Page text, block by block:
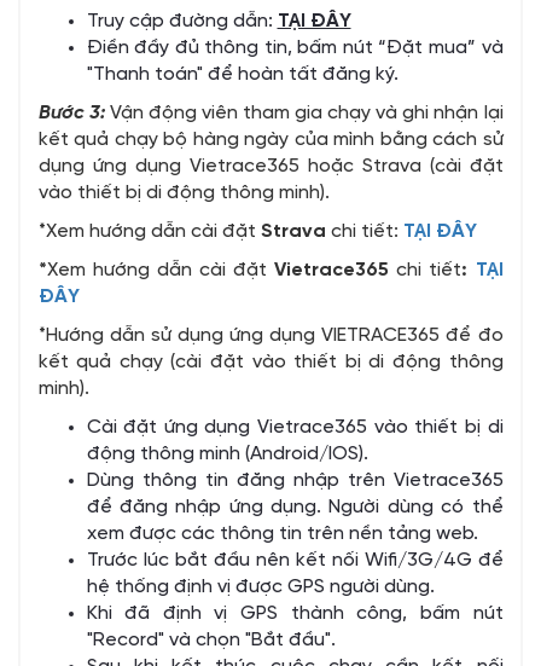
Truy cập đường dẫn: TẠI ĐÂY
Điền đầy đủ thông tin, bấm nút “Đặt mua” và
"Thanh toán" để hoàn tất đăng ký.
Bước 3:Vận động viên tham gia chạy và ghi nhận lại
kết quả chạy bộ hàng ngày của mình bằng cách sử
dụng ứng dụng Vietrace365 hoặc Strava (cài đặt
vào thiết bị di động thông minh).
*Xem hướng dẫn cài đặt Strava chi tiết: TẠI ĐÂY
*Xem hướng dẫn cài đặtVietrace365 chi tiết: TẠI
ĐÂY
*Hướng dẫn sử dụng ứng dụng VIETRACE365 để đo
kết quả chạy (cài đặt vào thiết bị di động thông
minh).
Cài đặt ứng dụng Vietrace365 vào thiết bị di
động thông minh (Android/IOS).
Dùng thông tin đăng nhập trên Vietrace365
để đăng nhập ứng dụng. Người dùng có thể
xem được các thông tin trên nền tảng web.
Trước lúc bắt đầu nên kết nối Wifi/3G/4G để
hệ thống định vị được GPS người dùng.
Khi đã định vị GPS thành công, bấm nút
"Record" và chọn "Bắt đầu".